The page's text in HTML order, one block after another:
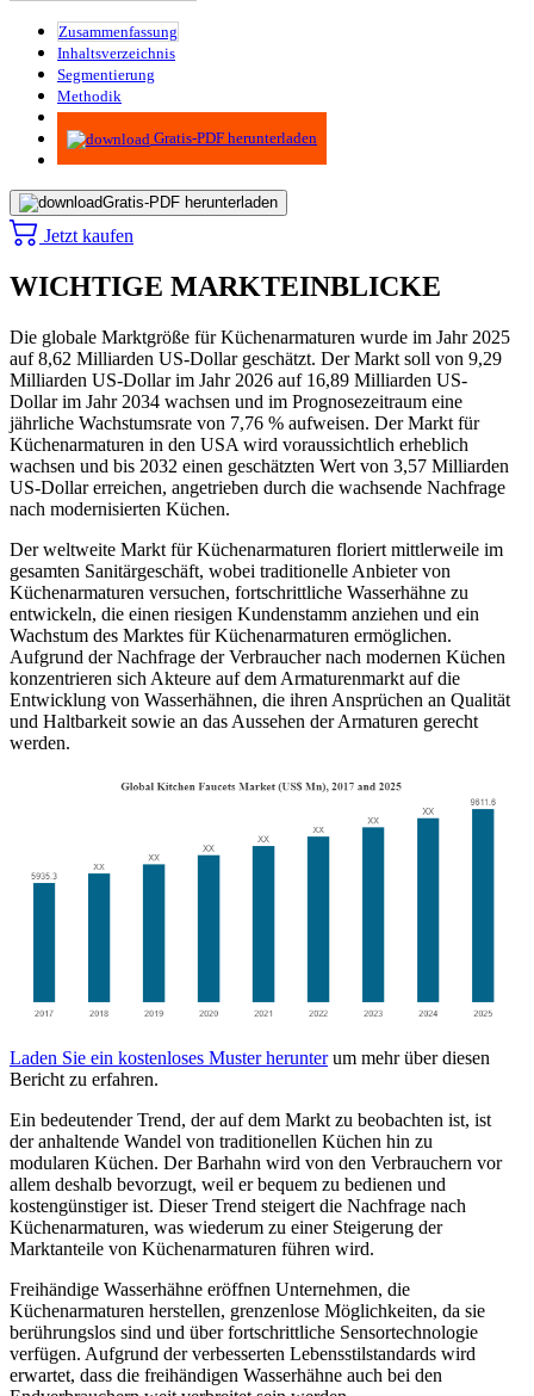
Zusammenfassung
Inhaltsverzeichnis
Segmentierung
Methodik
Infografiken
Gratis-PDF herunterladen
Gratis-PDF herunterladen
Jetzt kaufen
WICHTIGE MARKTEINBLICKE
Die globale Marktgröße für Küchenarmaturen wurde im Jahr 2025
auf 8,62 Milliarden US-Dollar geschätzt. Der Markt soll von 9,29
Milliarden US-Dollar im Jahr 2026 auf 16,89 Milliarden US-
Dollar im Jahr 2034 wachsen und im Prognosezeitraum eine
jährliche Wachstumsrate von 7,76 % aufweisen. Der Markt für
Küchenarmaturen in den USA wird voraussichtlich erheblich
wachsen und bis 2032 einen geschätzten Wert von 3,57 Milliarden
US-Dollar erreichen, angetrieben durch die wachsende Nachfrage
nach modernisierten Küchen.
Der weltweite Markt für Küchenarmaturen floriert mittlerweile im
gesamten Sanitärgeschäft, wobei traditionelle Anbieter von
Küchenarmaturen versuchen, fortschrittliche Wasserhähne zu
entwickeln, die einen riesigen Kundenstamm anziehen und ein
Wachstum des Marktes für Küchenarmaturen ermöglichen.
Aufgrund der Nachfrage der Verbraucher nach modernen Küchen
konzentrieren sich Akteure auf dem Armaturenmarkt auf die
Entwicklung von Wasserhähnen, die ihren Ansprüchen an Qualität
und Haltbarkeit sowie an das Aussehen der Armaturen gerecht
werden.
Laden Sie ein kostenloses Muster herunterum mehr über diesen
Bericht zu erfahren.
Ein bedeutender Trend, der auf dem Markt zu beobachten ist, ist
der anhaltende Wandel von traditionellen Küchen hin zu
modularen Küchen. Der Barhahn wird von den Verbrauchern vor
allem deshalb bevorzugt, weil er bequem zu bedienen und
kostengünstiger ist. Dieser Trend steigert die Nachfrage nach
Küchenarmaturen, was wiederum zu einer Steigerung der
Marktanteile von Küchenarmaturen führen wird.
Freihändige Wasserhähne eröffnen Unternehmen, die
Küchenarmaturen herstellen, grenzenlose Möglichkeiten, da sie
berührungslos sind und über fortschrittliche Sensortechnologie
verfügen. Aufgrund der verbesserten Lebensstilstandards wird
erwartet, dass die freihändigen Wasserhähne auch bei den